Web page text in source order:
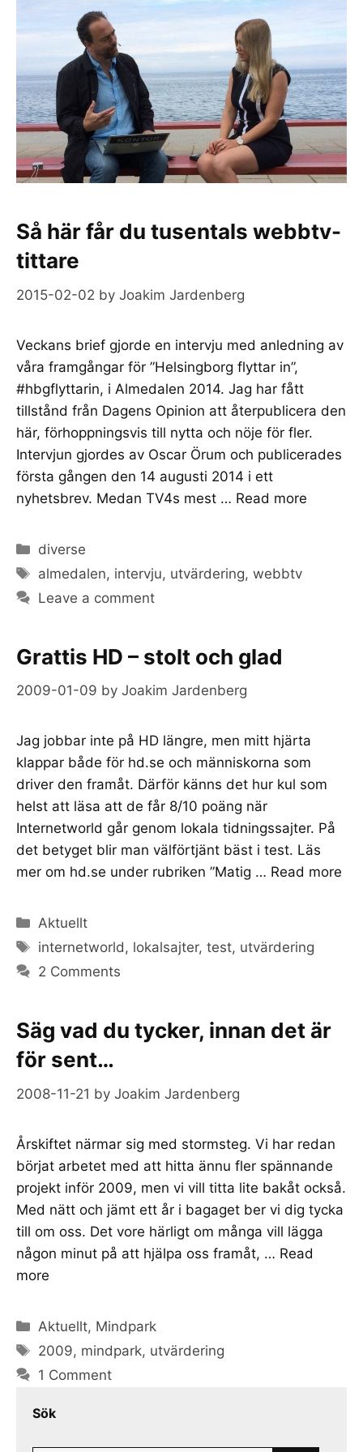
Så här får du tusentals webbtv-
tittare
2015-02-02 by Joakim Jardenberg
Veckans brief gjorde en intervju med anledning av
våra framgångar för ”Helsingborg flyttar in”,
#hbgflyttarin, i Almedalen 2014. Jag har fått
tillstånd från Dagens Opinion att återpublicera den
här, förhoppningsvis till nytta och nöje för fler.
Intervjun gjordes av Oscar Örum och publicerades
första gången den 14 augusti 2014 i ett
nyhetsbrev. Medan TV4s mest … Read more
Categories
diverse
Tags
almedalen, intervju, utvärdering,webbtv
Leave a comment
Grattis HD – stolt och glad
2009-01-09 by Joakim Jardenberg
Jag jobbar inte på HD längre, men mitt hjärta
klappar både för hd.se och människorna som
driver den framåt. Därför känns det hur kul som
helst att läsa att de får 8/10 poäng när
Internetworld går genom lokala tidningssajter. På
det betyget blir man välförtjänt bäst i test. Läs
mer om hd.se under rubriken ”Matig … Read more
Categories
Aktuellt
Tags
internetworld, lokalsajter,test, utvärdering
2 Comments
Säg vad du tycker, innan det är
för sent…
2008-11-21 by Joakim Jardenberg
Årskiftet närmar sig med stormsteg. Vi har redan
börjat arbetet med att hitta ännu fler spännande
projekt inför 2009, men vi vill titta lite bakåt också.
Med nätt och jämt ett år i bagaget ber vi dig tycka
till om oss. Det vore härligt om många vill lägga
någon minut på att hjälpa oss framåt, … Read
more
Categories
Aktuellt, Mindpark
Tags
2009, mindpark, utvärdering
1 Comment
Sök